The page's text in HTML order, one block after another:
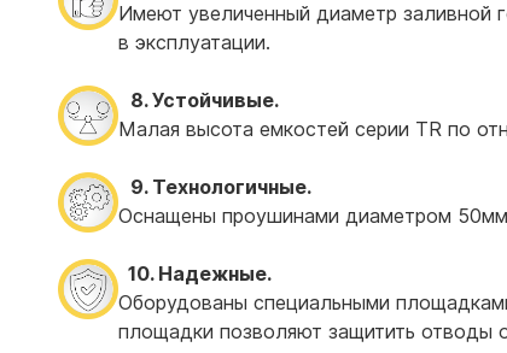
Имеют увеличенный диаметр заливной
в эксплуатации.
8. Устойчивые.
Малая высота емкостей серии TR по
9. Технологичные.
Оснащены проушинами диаметром
10. Надежные.
Оборудованы специальными
площадки позволяют защитить отводы